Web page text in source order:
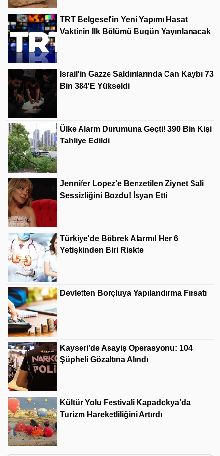
TRT Belgesel'in Yeni Yapımı Hasat
Vaktinin Ilk Bölümü Bugün Yayınlanacak
İsrail'in Gazze Saldırılarında Can Kaybı 73
Bin 384'e Yükseldi
Ülke Alarm Durumuna Geçti! 390 Bin Kişi
Tahliye Edildi
Jennifer Lopez'e Benzetilen Ziynet Sali
Sessizliğini Bozdu! İsyan Etti
Türkiye'de Böbrek Alarmı! Her 6
Yetişkinden Biri Riskte
Devletten Borçluya Yapılandırma Fırsatı
Kayseri'de Asayiş Operasyonu: 104
Şüpheli Gözaltına Alındı
Kültür Yolu Festivali Kapadokya'da
Turizm Hareketliliğini Artırdı